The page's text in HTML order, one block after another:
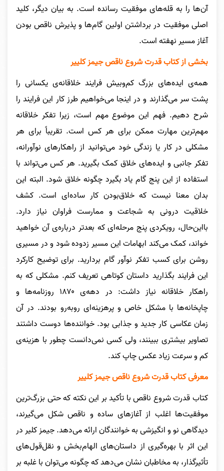
آن‌ها را به قله‌های موفقیت رسانده است. به بیان دیگر، کلید
اصلی موفقیت در برداشتن اولین گام‌ها و پذیرش ناقص بودن
آغاز مسیر نهفته است.
بخشی از کتاب قدرت شروع ناقص جیمز کلییر
همه‌ی ایده‌های بزرگ کم‌وبیش فرایند خلاقانه‌ی یکسانی را
پشت‌ سر می‌گذارند و در اینجا می‌خواهیم طرز کار این فرایند را
شرح دهیم. فهم این موضوع مهم است، زیرا تفکر خلاقانه
مهم‌ترین مهارت ممکن برای هر کس است. تقریباً برای هر
مشکلی در کار یا زندگی خود می‌توانید از راهکارهای نوآورانه،
تفکر جانبی و ایده‌های خلاق کمک بگیرید. هر کس می‌تواند با
استفاده از این پنج گام یاد بگیرد چگونه خلاق شود. البته این
بدان معنا نیست که خلاق‌بودن کار ساده‌ای است. کشف
خلاقیت درونی به شجاعت و ممارست فراوان نیاز دارد.
با‌این‌حال، رویکردی پنج ‌مرحله‌ای که بعدتر درباره‌ی آن خواهید
خواند، کمک می‌کند ابهامات این مسیر زدوده شود و در مسیری
روشن برای کسب تفکر نوآور گام بردارید. برای توضیح کارکرد
این فرایند بگذارید داستان کوتاهی تعریف کنم. مشکلی که به
راهکار خلاقانه نیاز داشت: در دهه‌ی ۱۸۷۰ روزنامه‌ها و
چاپخانه‌ها با مشکل خاص و پرهزینه‌ای روبه‌رو بودند. در آن
زمان عکاسی کار جدید و جذابی بود. خواننده‌ها دوست داشتند
تصاویر بیشتری ببینند، ولی کسی نمی‌دانست چطور با هزینه‌ی
کم و سرعت زیاد عکس چاپ کند.
معرفی کتاب قدرت شروع ناقص جیمز کلییر
کتاب قدرت شروع ناقص با تأکید بر این نکته که حتی بزرگ‌ترین
موفقیت‌ها اغلب از آغازهای ساده و ناقص شکل می‌گیرند،
دیدگاهی نو و انگیزشی به خوانندگان ارائه می‌دهد. جیمز کلیر در
این اثر با بهره‌گیری از داستان‌های الهام‌بخش و نقل‌قول‌های
تأثیرگذار، به مخاطبان نشان می‌دهد که چگونه می‌توان با غلبه بر